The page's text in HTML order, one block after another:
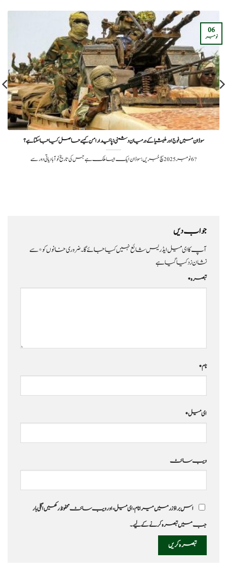
سوڈان میں فوج اور ملیشیا کے درمیان دشمنی؛ پائیدار امن کیسے حاصل کیا جا سکتا ہے؟
?️ 6 نومبر 2025سچ خبریں: سوڈان ایک ایسا ملک ہے جس کی تاریخ نوآبادیاتی دور سے
06
نومبر
جواب دیں
آپ کا ای میل ایڈریس شائع نہیں کیا جائے گا۔ضروری خانوں کو*سے
نشان زد کیا گیا ہے
تبصرہ*
نام*
ای میل*
ویب‌ سائٹ
اس براؤزر میں میرا نام، ای میل، اور ویب سائٹ محفوظ رکھیں اگلی بار
جب میں تبصرہ کرنے کےلیے۔